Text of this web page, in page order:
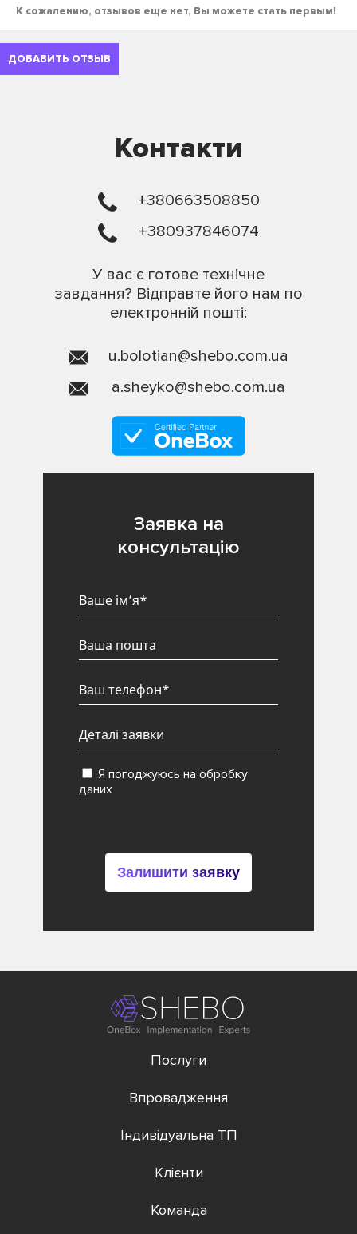
К сожалению, отзывов еще нет, Вы можете стать первым!
ДОБАВИТЬ ОТЗЫВ
Контакти
+380663508850
+380937846074
У вас є готове технічне
завдання? Відправте його нам по
електронній пошті:
u.bolotian@shebo.com.ua
a.sheyko@shebo.com.ua
Заявка на
консультацію
Я погоджуюсь на обробку
даних
Залишити заявку
Послуги
Впровадження
Індивідуальна ТП
Клієнти
Команда